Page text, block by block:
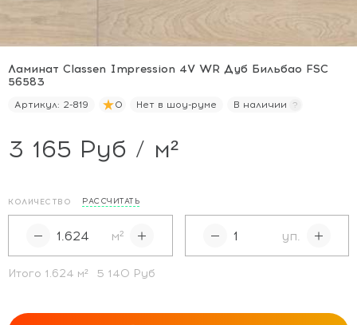
Ламинат Classen Impression 4V WR Дуб Бильбао FSC
56583
Артикул: 2-819 0 Нет в шоу-руме В наличии
3 165 Руб / м²
КОЛИЧЕСТВО РАССЧИТАТЬ
м² уп.
Итого 1.624 м² 5 140 Руб